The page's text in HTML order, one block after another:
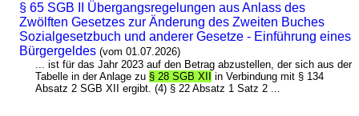
§ 65 SGB II Übergangsregelungen aus Anlass des
Zwölften Gesetzes zur Änderung des Zweiten Buches
Sozialgesetzbuch und anderer Gesetze - Einführung eines
Bürgergeldes (vom 01.07.2026)
... ist für das Jahr 2023 auf den Betrag abzustellen, der sich aus der
Tabelle in der Anlage zu § 28 SGB XII
in Verbindung mit § 134
Absatz 2 SGB XII ergibt. (4) § 22 Absatz 1 Satz 2 ...